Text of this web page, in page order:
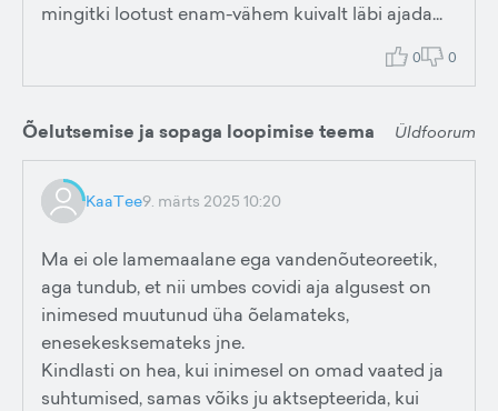
mingitki lootust enam-vähem kuivalt läbi ajada...
0 0
Õelutsemise ja sopaga loopimise teema Üldfoorum
KaaTee9. märts 2025 10:20
Ma ei ole lamemaalane ega vandenõuteoreetik,
aga tundub, et nii umbes covidi aja algusest on
inimesed muutunud üha õelamateks,
enesekesksemateks jne.
Kindlasti on hea, kui inimesel on omad vaated ja
suhtumised, samas võiks ju aktsepteerida, kui